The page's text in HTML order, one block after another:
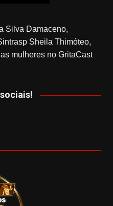
Silva Damaceno,
Sheila Thimóteo,
mulheres no GritaCast